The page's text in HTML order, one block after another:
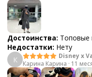
Достоинства: Топовые
Недостатки: Нету
К
Disney x
Карина Карина · 11